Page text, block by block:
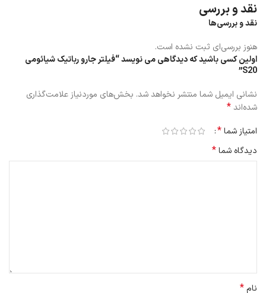
با آب سرد یا ولرم به‌آرامی شستشو دهید؛ از صابون یا شوینده استفاده نکنید.
نقد و بررسی
نقد و بررسی‌ها
هنوز بررسی‌ای ثبت نشده است.
اولین کسی باشید که دیدگاهی می نویسد “فیلتر جارو رباتیک شیائومی
S20”
نشانی ایمیل شما منتشر نخواهد شد. بخش‌های موردنیاز علامت‌گذاری
شده‌اند*
امتیاز شما*
دیدگاه شما*
نام*